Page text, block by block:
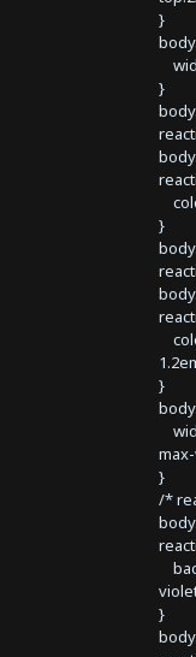
}
}
}
}
}
/*
}